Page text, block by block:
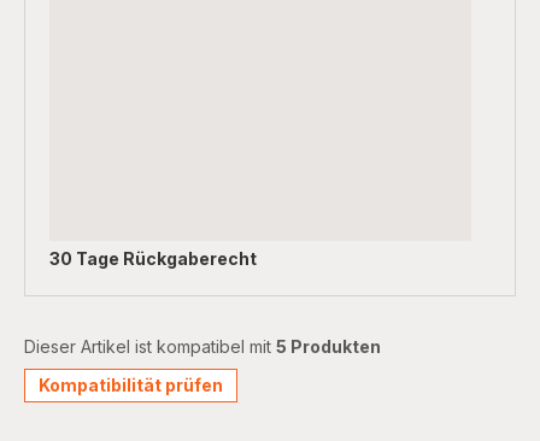
30 Tage Rückgaberecht
Dieser Artikel ist kompatibel mit 5 Produkten
Kompatibilität prüfen